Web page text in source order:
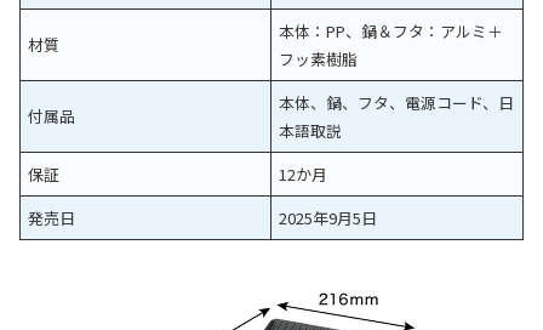
材質
本体：PP、鍋＆フタ：アルミ＋
フッ素樹脂
付属品
本体、鍋、フタ、電源コード、日
本語取説
保証
12か月
発売日
2025年9月5日